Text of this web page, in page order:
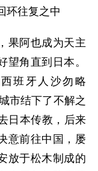
环往复之中
阿也成为天主
望角直到日本。
班牙人沙勿略
市结下了不解之
日本传教，后来
意前往中国，屡
放于松木制成的